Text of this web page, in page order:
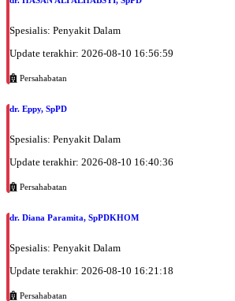
Spesialis: Penyakit Dalam
Update terakhir: 2026-08-10 16:56:59
Persahabatan
dr. Eppy, SpPD
Spesialis: Penyakit Dalam
Update terakhir: 2026-08-10 16:40:36
Persahabatan
dr. Diana Paramita, SpPDKHOM
Spesialis: Penyakit Dalam
Update terakhir: 2026-08-10 16:21:18
Persahabatan